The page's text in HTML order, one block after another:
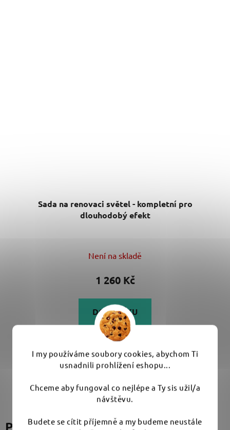
I my používáme soubory cookies, abychom Ti
usnadnili prohlížení eshopu...
Chceme aby fungoval co nejlépe a Ty sis užil/a
návštěvu.
Budete se cítit příjemně a my budeme neustále
Sada na renovaci světel - kompletní pro
dlouhodobý efekt
Není na skladě
1 260 Kč
DO KOŠÍKU
Kompletní sada pro proměnu světlometů. Stačí vám
vrtačka a naše sada. Součástí i...
Podobné produkty